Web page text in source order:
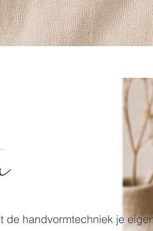
de handvormtechniek je